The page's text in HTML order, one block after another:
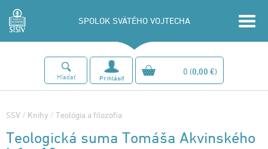
SPOLOK SVÄTÉHO VOJTECHA
Hľadať Prihlásiť
0 (0,00 €)
SSV / Knihy / Teológia a filozofia
Teologická suma Tomáša Akvinského